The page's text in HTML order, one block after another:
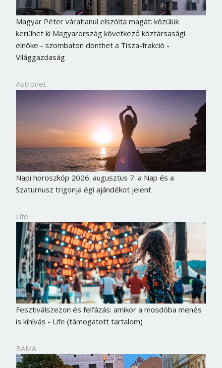
Magyar Péter váratlanul elszólta magát: közülük
kerülhet ki Magyarország következő köztársasági
elnöke - szombaton dönthet a Tisza-frakció -
Világgazdaság
Astronet
Napi horoszkóp 2026. augusztus 7: a Nap és a
Szaturnusz trigonja égi ajándékot jelent
Life
Fesztiválszezon és felfázás: amikor a mosdóba menés
is kihívás - Life (támogatott tartalom)
BAMA